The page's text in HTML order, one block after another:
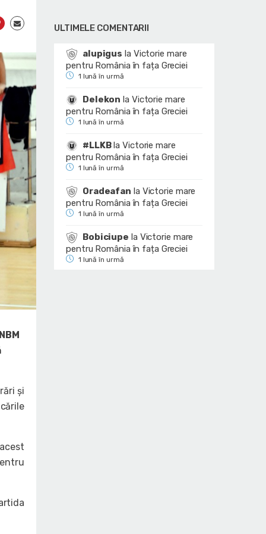
și
ULTIMELE COMENTARII
alupigus la Victorie mare
pentru România în fața Greciei
1 lună în urmă
Delekon la Victorie mare
pentru România în fața Greciei
1 lună în urmă
#LLKBlaVictorie mare
pentru România în fața Greciei
1 lună în urmă
Oradeafan la Victorie mare
pentru România în fața Greciei
1 lună în urmă
Bobiciupe la Victorie mare
pentru România în fața Greciei
1 lună în urmă